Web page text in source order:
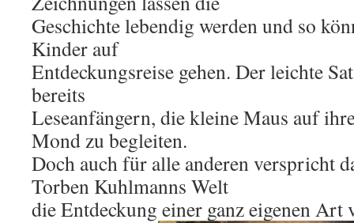
Geschichte lebendig werden und so
Kinder auf
Entdeckungsreise gehen. Der leichte
bereits
Leseanfängern, die kleine Maus auf
Mond zu begleiten.
Doch auch für alle anderen verspricht
Torben Kuhlmanns Welt
die Entdeckung einer ganz eigenen Art